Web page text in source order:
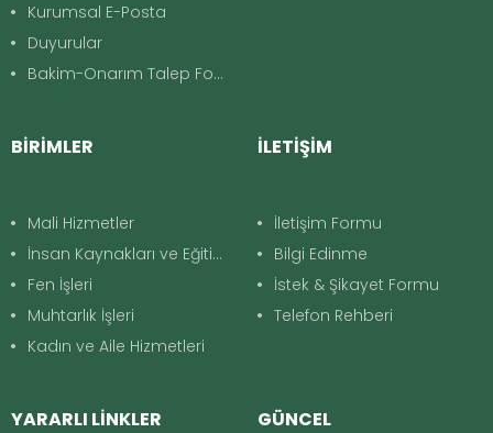
Kurumsal E-Posta
Duyurular
Bakim-Onarım Talep Formu
BİRİMLER
Mali Hizmetler
İnsan Kaynakları ve Eğitim
Fen İşleri
Muhtarlık İşleri
Kadın ve Aile Hizmetleri
İLETİŞİM
İletişim Formu
Bilgi Edinme
İstek & Şikayet Formu
Telefon Rehberi
YARARLI LİNKLER GÜNCEL